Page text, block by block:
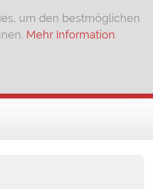
um den bestmöglichen
Mehr Information